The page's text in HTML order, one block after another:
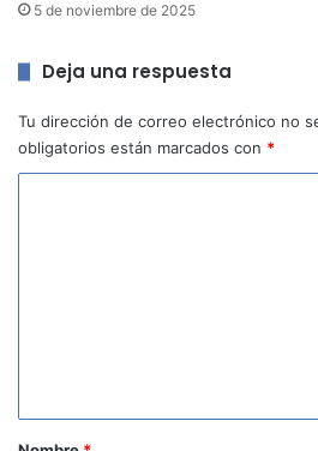
5 de noviembre de 2025
Deja una respuesta
Tu dirección de correo electrónico no
obligatorios están marcados con *
r